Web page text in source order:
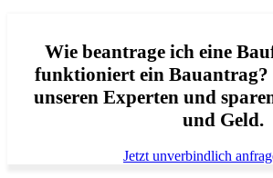
Wie beantrage ich eine
funktioniert ein Bauantrag?
unseren Experten und
und Geld.
Jetzt unverbindlich